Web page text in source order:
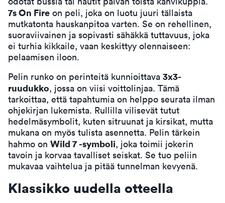
7s On Fire on peli, joka on luotu juuri tällaista
mutkatonta hauskanpitoa varten. Se on rehellinen,
suoraviivainen ja sopivasti sähäkkä tuttavuus, joka
ei turhia kikkaile, vaan keskittyy olennaiseen:
pelaamisen iloon.
Pelin runko on perinteitä kunnioittava 3x3-
ruudukko, jossa on viisi voittolinjaa. Tämä
tarkoittaa, että tapahtumia on helppo seurata ilman
ohjekirjan lukemista. Rullilla vilisevät tutut
hedelmäsymbolit, kuten sitruunat ja kirsikat, mutta
mukana on myös tulista asennetta. Pelin tärkein
hahmo on Wild 7 -symboli, joka toimii jokerin
tavoin ja korvaa tavalliset seiskat. Se tuo peliin
mukavaa vaihtelua ja pitää tunnelman kevyenä.
Klassikko uudella otteella